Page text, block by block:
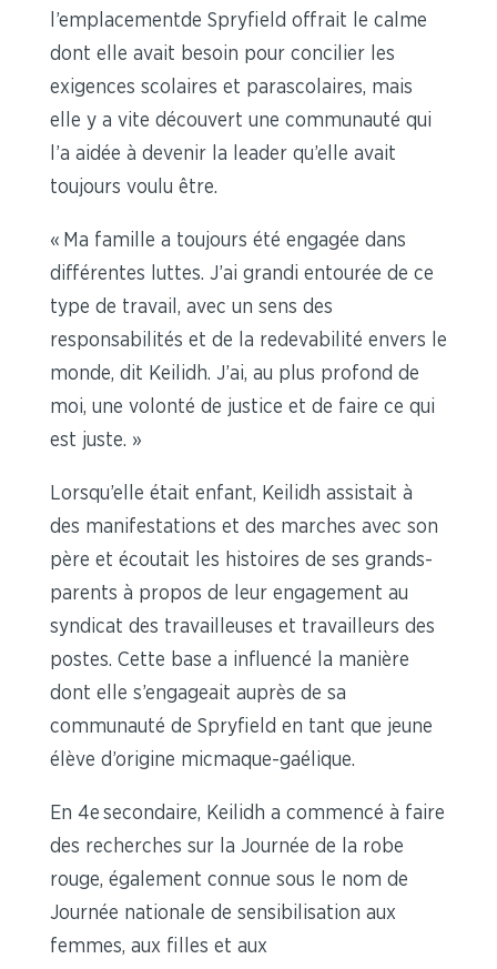
l’emplacementde Spryfield offrait le calme
dont elle avait besoin pour concilier les
exigences scolaires et parascolaires, mais
elle y a vite découvert une communauté qui
l’a aidée à devenir la leader qu’elle avait
toujours voulu être.
« Ma famille a toujours été engagée dans
différentes luttes. J’ai grandi entourée de ce
type de travail, avec un sens des
responsabilités et de la redevabilité envers le
monde, dit Keilidh. J’ai, au plus profond de
moi, une volonté de justice et de faire ce qui
est juste. »
Lorsqu’elle était enfant, Keilidh assistait à
des manifestations et des marches avec son
père et écoutait les histoires de ses grands-
parents à propos de leur engagement au
syndicat des travailleuses et travailleurs des
postes. Cette base a influencé la manière
dont elle s’engageait auprès de sa
communauté de Spryfield en tant que jeune
élève d’origine micmaque-gaélique.
En 4e secondaire, Keilidh a commencé à faire
des recherches sur la Journée de la robe
rouge, également connue sous le nom de
Journée nationale de sensibilisation aux
femmes, aux filles et aux